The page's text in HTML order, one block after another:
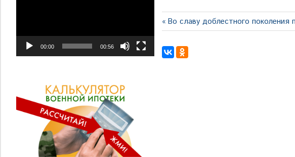
Навигация
записям
Предыдущая
запись:
Во славу доблестного поколения
00:00 00:56